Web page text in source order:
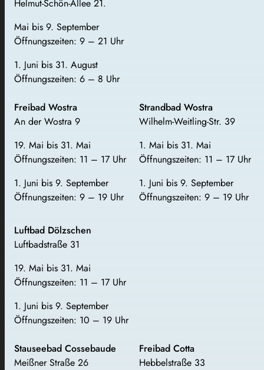
Helmut-Schön-Allee 21.
Mai bis 9. September
Öffnungszeiten: 9 – 21 Uhr
1. Juni bis 31. August
Öffnungszeiten: 6 – 8 Uhr
Freibad Wostra
An der Wostra 9
19. Mai bis 31. Mai
Öffnungszeiten: 11 – 17 Uhr
1. Juni bis 9. September
Öffnungszeiten: 9 – 19 Uhr
Strandbad Wostra
Wilhelm-Weitling-Str. 39
1. Mai bis 31. Mai
Öffnungszeiten: 11 – 17 Uhr
1. Juni bis 9. September
Öffnungszeiten: 9 – 19 Uhr
Luftbad Dölzschen
Luftbadstraße 31
19. Mai bis 31. Mai
Öffnungszeiten: 11 – 17 Uhr
1. Juni bis 9. September
Öffnungszeiten: 10 – 19 Uhr
Stauseebad Cossebaude
Meißner Straße 26
Freibad Cotta
Hebbelstraße 33